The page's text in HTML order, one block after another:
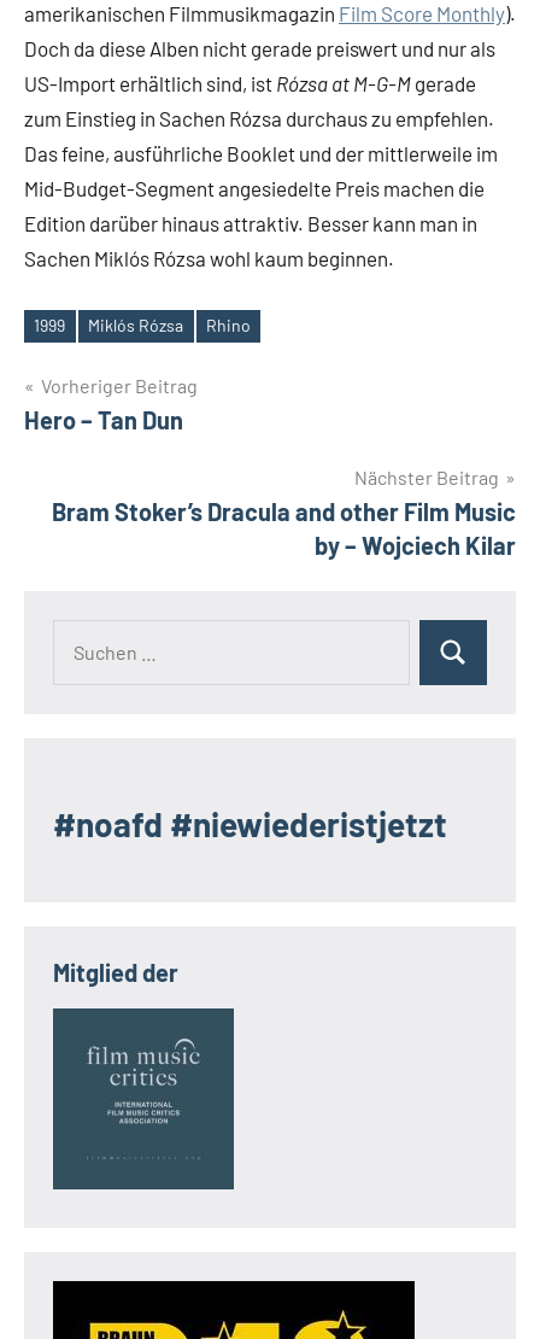
amerikanischen Filmmusikmagazin Film Score Monthly).
Doch da diese Alben nicht gerade preiswert und nur als
US-Import erhältlich sind, ist Rózsa at M-G-M gerade
zum Einstieg in Sachen Rózsa durchaus zu empfehlen.
Das feine, ausführliche Booklet und der mittlerweile im
Mid-Budget-Segment angesiedelte Preis machen die
Edition darüber hinaus attraktiv. Besser kann man in
Sachen Miklós Rózsa wohl kaum beginnen.
Schlagwörter
1999 Miklós Rózsa Rhino
Beitragsnavigation
Vorheriger Beitrag
Hero – Tan Dun
Nächster Beitrag
Bram Stoker’s Dracula and other Film Music
by – Wojciech Kilar
Suchen
#noafd #niewiederistjetzt
Mitglied der